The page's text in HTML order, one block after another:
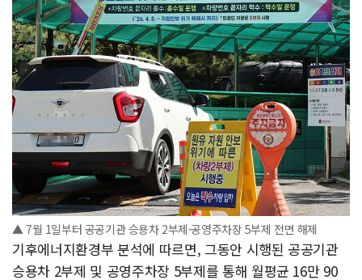
▲ 7월 1일부터 공공기관 승용차 2부제·공영주차장 5부제 전면 해제
기후에너지환경부 분석에 따르면, 그동안 시행된 공공기관
승용차 2부제 및 공영주차장 5부제를 통해 월평균 16만 90